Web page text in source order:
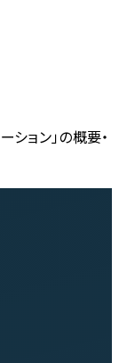
ョン」の概要・